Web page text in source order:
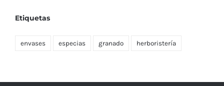
Etiquetas
envases especias granado herboristería